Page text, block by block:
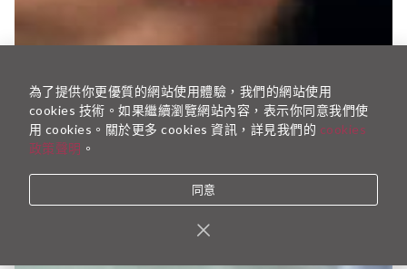
為了提供你更優質的網站使用體驗，我們的網站使用
cookies 技術。如果繼續瀏覽網站內容，表示你同意我們使
用 cookies。關於更多 cookies 資訊，詳見我們的 cookies
政策聲明 。
同意